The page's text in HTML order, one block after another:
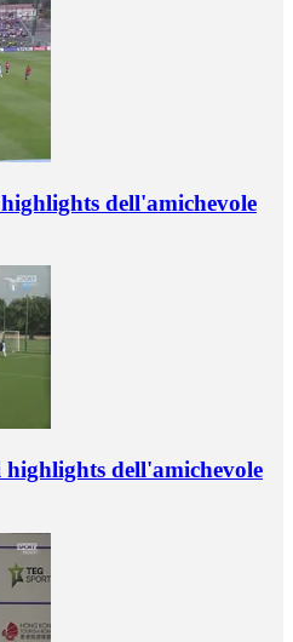
dell'amichevole
dell'amichevole